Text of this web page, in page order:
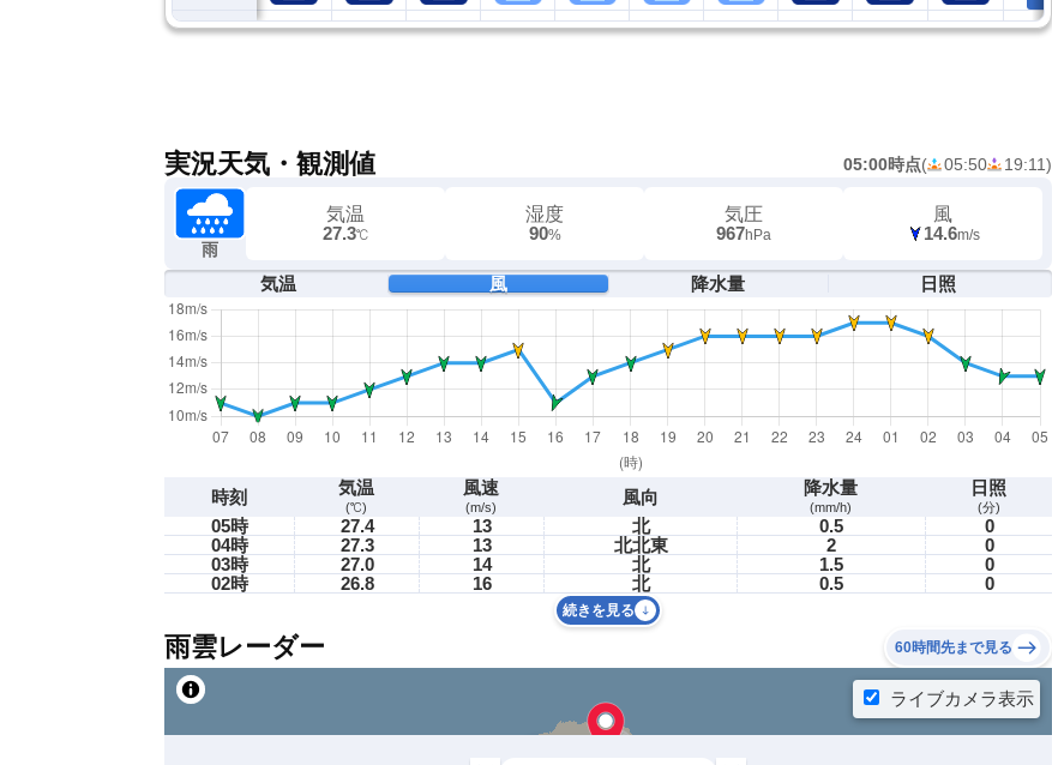
実況天気・観測値 05:00時点( 05:50 19:11)
雨
気温
27.3℃
湿度
90%
気圧
967hPa
風
14.6m/s
気温 風 降水量 日照
時刻 気温
(℃)
風速
(m/s) 風向 降水量
(mm/h)
日照
(分)
05時 27.4 13 北 0.5
0
04時
27.3 13 北北東 2
0
03時
27.0 14 北 1.5
0
02時
26.8 16 北 0.5 0
続きを見る
雨雲レーダー 60時間先まで見る